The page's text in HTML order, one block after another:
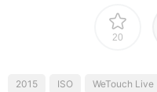
20
2015 ISO WeTouch Live